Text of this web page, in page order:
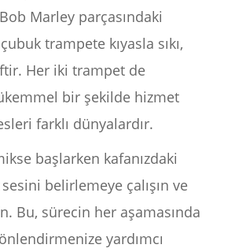
Marley parçasındaki
trampete kıyasla sıkı,
Her iki trampet de
bir şekilde hizmet
farklı dünyalardır.
başlarken kafanızdaki
belirlemeye çalışın ve
Bu, sürecin her aşamasında
yardımcı